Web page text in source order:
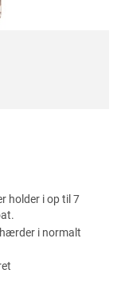
holder i op til 7
i normalt